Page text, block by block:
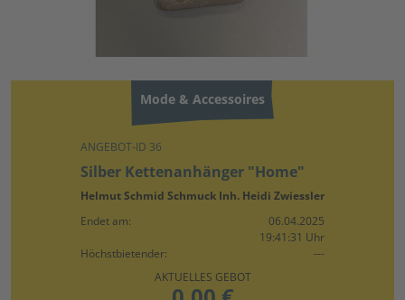
Mode & Accessoires
ANGEBOT-ID 36
Silber Kettenanhänger "Home"
Helmut Schmid Schmuck Inh. Heidi Zwiessler
Endet am:
06.04.2025
19:41:31 Uhr
Höchstbietender:
---
AKTUELLES GEBOT